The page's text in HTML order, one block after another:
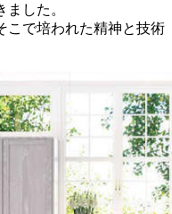
した。
こで培われた精神と技術